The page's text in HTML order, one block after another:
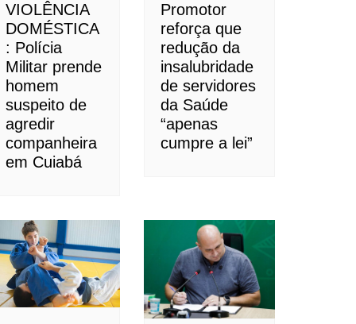
VIOLÊNCIA
DOMÉSTICA
: Polícia
Militar prende
homem
suspeito de
agredir
companheira
em Cuiabá
Promotor
reforça que
redução da
insalubridade
de servidores
da Saúde
“apenas
cumpre a lei”